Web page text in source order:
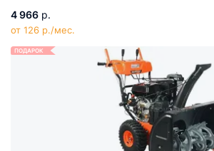
4 966 р.
от 126 р./мес.
ПОДАРОК